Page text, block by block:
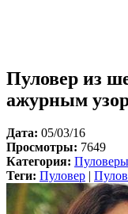
Пуловер из
ажурным
Дата: 05/03/16
Просмотры: 7649
Категория: Пуловеры
Теги: Пуловер